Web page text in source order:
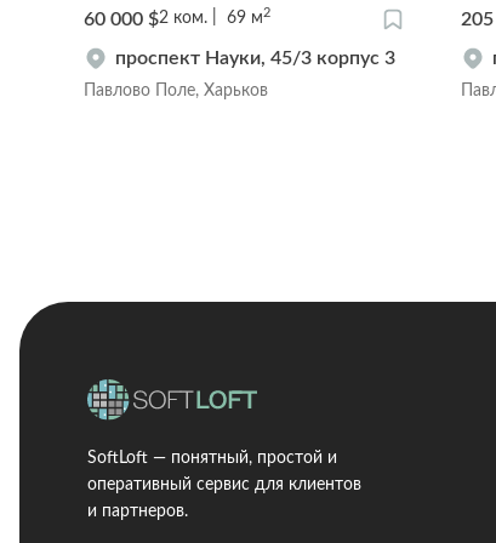
60 000 $2 ком. 69 м2
проспект Науки, 45/3 корпус 3
Павлово Поле, Харьков
SoftLoft — понятный, простой и
оперативный сервис для клиентов
и партнеров.